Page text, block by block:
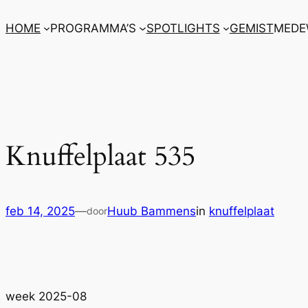
naar
HOME PROGRAMMA’S SPOTLIGHTS GEMIST
Knuffelplaat 535
feb 14, 2025—doorHuub Bammensin knuffelplaat
week 2025-08